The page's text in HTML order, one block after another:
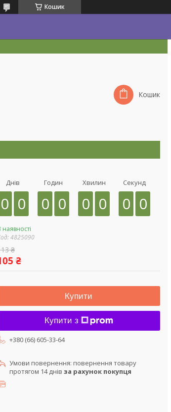
Кошик
Кошик
Днів
0 0
Годин
0 0
Хвилин
0 0
Секунд
0 0
наявності
4825090
₴
₴
Купити
Купити з
+380 (66) 605-33-64
повернення товару
протягом 14 днів за рахунок покупця